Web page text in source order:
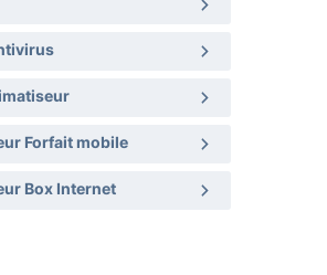
Forfait mobile
Box Internet